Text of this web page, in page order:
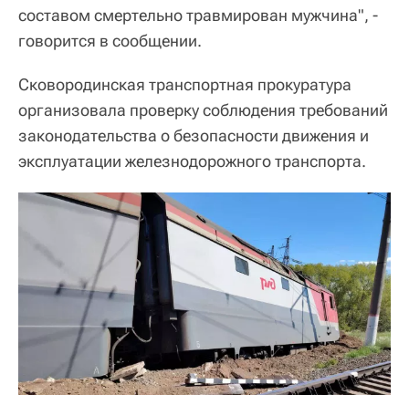
составом смертельно травмирован мужчина", -
говорится в сообщении.
Сковородинская транспортная прокуратура
организовала проверку соблюдения требований
законодательства о безопасности движения и
эксплуатации железнодорожного транспорта.